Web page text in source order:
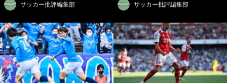
サッカー批評編集部 サッカー批評編集部